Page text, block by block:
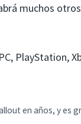
muchos
PlayStation,
en años, y es